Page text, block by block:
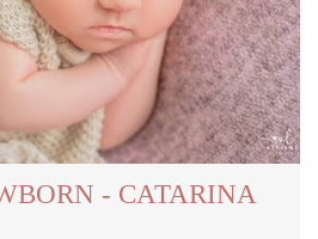
- CATARINA